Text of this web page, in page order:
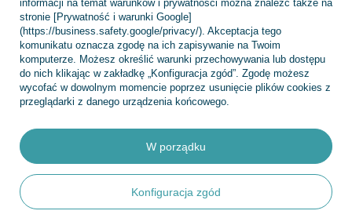
Konto
Regulaminy
INFORMACJE
informacji na temat warunków i prywatności można znaleźć także na
stronie [Prywatność i warunki Google]
(https://business.safety.google/privacy/). Akceptacja tego
komunikatu oznacza zgodę na ich zapisywanie na Twoim
komputerze. Możesz określić warunki przechowywania lub dostępu
do nich klikając w zakładkę „Konfiguracja zgód”. Zgodę możesz
wycofać w dowolnym momencie poprzez usunięcie plików cookies z
przeglądarki z danego urządzenia końcowego.
Konfiguracja zgód
W porządku